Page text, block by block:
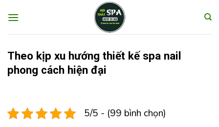
Theo kịp xu hướng thiết kế spa nail
phong cách hiện đại
5/5 - (99 bình chọn)